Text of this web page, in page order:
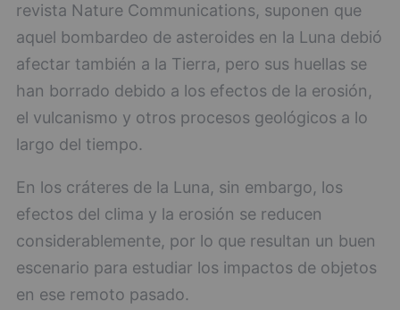
revista Nature Communications, suponen que
aquel bombardeo de asteroides en la Luna debió
afectar también a la Tierra, pero sus huellas se
han borrado debido a los efectos de la erosión,
el vulcanismo y otros procesos geológicos a lo
largo del tiempo.
En los cráteres de la Luna, sin embargo, los
efectos del clima y la erosión se reducen
considerablemente, por lo que resultan un buen
escenario para estudiar los impactos de objetos
en ese remoto pasado.